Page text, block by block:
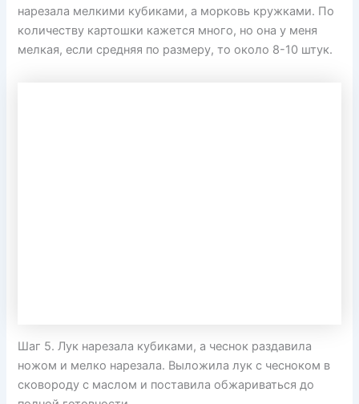
нарезала мелкими кубиками, а морковь кружками. По
количеству картошки кажется много, но она у меня
мелкая, если средняя по размеру, то около 8-10 штук.
Шаг 5. Лук нарезала кубиками, а чеснок раздавила
ножом и мелко нарезала. Выложила лук с чесноком в
сковороду с маслом и поставила обжариваться до